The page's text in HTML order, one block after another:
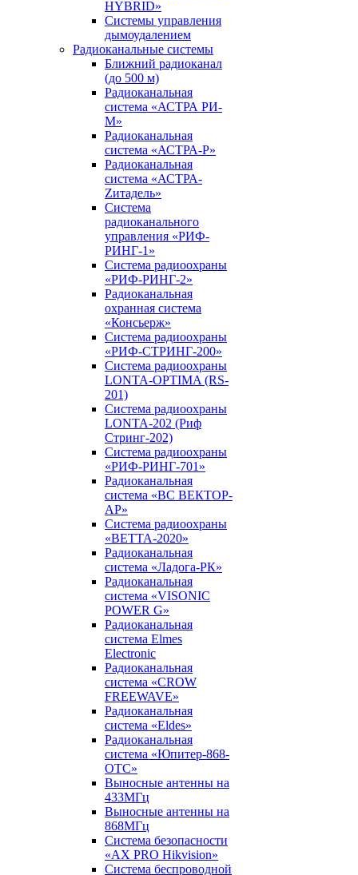
HYBRID»
Системы управления
дымоудалением
Радиоканальные системы
Ближний радиоканал
(до 500 м)
Радиоканальная
система «АСТРА РИ-
М»
Радиоканальная
система «АСТРА-Р»
Радиоканальная
система «АСТРА-
Zитадель»
Система
радиоканального
управления «РИФ-
РИНГ-1»
Система радиоохраны
«РИФ-РИНГ-2»
Радиоканальная
охранная система
«Консьерж»
Система радиоохраны
«РИФ-СТРИНГ-200»
Система радиоохраны
LONTA-OPTIMA (RS-
201)
Система радиоохраны
LONTA-202 (Риф
Стринг-202)
Система радиоохраны
«РИФ-РИНГ-701»
Радиоканальная
система «ВС ВЕКТОР-
АР»
Система радиоохраны
«ВЕТТА-2020»
Радиоканальная
система «Ладога-РК»
Радиоканальная
система «VISONIC
POWER G»
Радиоканальная
система Elmes
Electronic
Радиоканальная
система «CROW
FREEWAVE»
Радиоканальная
система «Eldes»
Радиоканальная
система «Юпитер-868-
ОТС»
Выносные антенны на
433МГц
Выносные антенны на
868МГц
Система безопасности
«AX PRO Hikvision»
Система беспроводной